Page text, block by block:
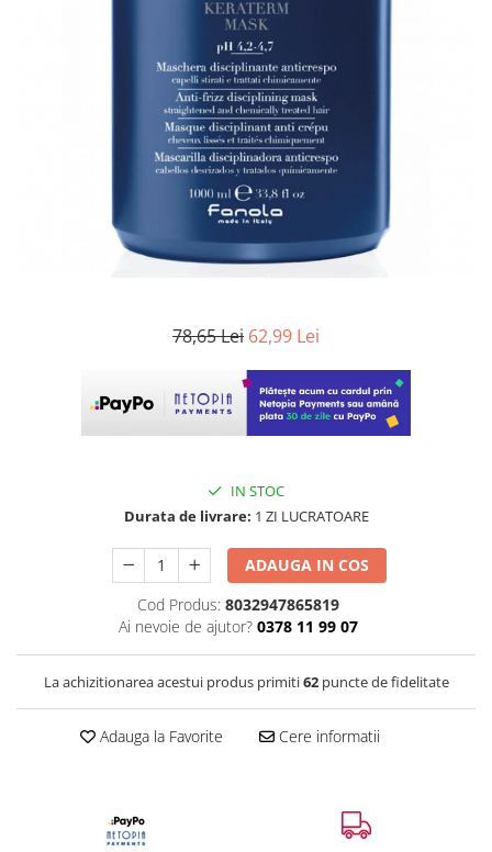
78,65 Lei 62,99 Lei
IN STOC
Durata de livrare: 1 ZI LUCRATOARE
ADAUGA IN COS
Cod Produs: 8032947865819
Ai nevoie de ajutor? 0378 11 99 07
La achizitionarea acestui produs primiti62puncte de fidelitate
Adauga la Favorite Cere informatii